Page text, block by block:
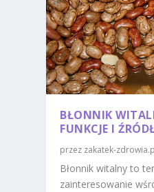
BŁONNIK
FUNKCJE I
przez zakatek-
Błonnik witalny to
zainteresowanie